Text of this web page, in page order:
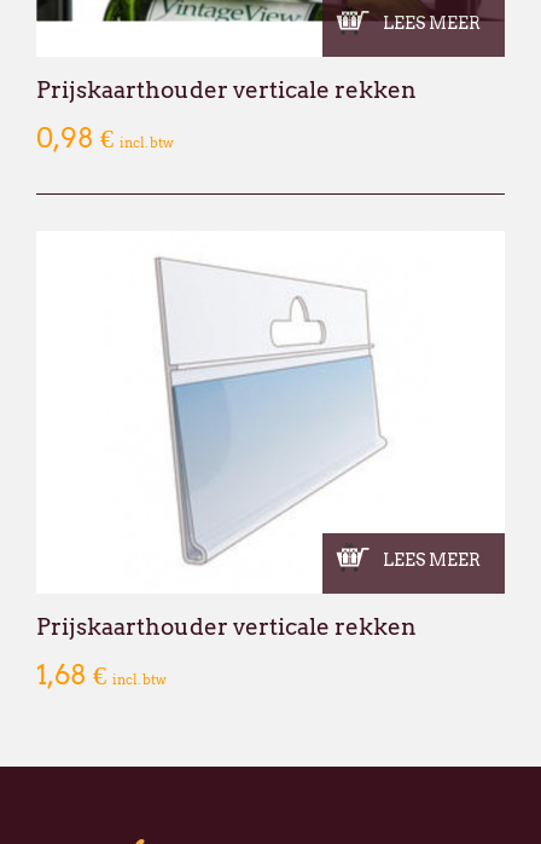
LEES MEER
Prijskaarthouder verticale rekken
0,98 € incl. btw
LEES MEER
Prijskaarthouder verticale rekken
1,68 € incl. btw